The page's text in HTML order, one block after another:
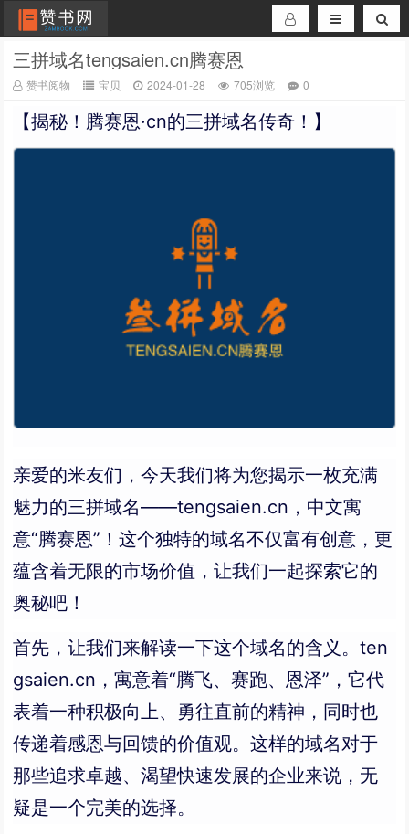
三拼域名tengsaien.cn腾赛恩
赞书阅物 宝贝 2024-01-28 705浏览 0
【揭秘！腾赛恩·cn的三拼域名传奇！】
亲爱的米友们，今天我们将为您揭示一枚充满
魅力的三拼域名——tengsaien.cn，中文寓
意“腾赛恩”！这个独特的域名不仅富有创意，更
蕴含着无限的市场价值，让我们一起探索它的
奥秘吧！
首先，让我们来解读一下这个域名的含义。ten
gsaien.cn，寓意着“腾飞、赛跑、恩泽”，它代
表着一种积极向上、勇往直前的精神，同时也
传递着感恩与回馈的价值观。这样的域名对于
那些追求卓越、渴望快速发展的企业来说，无
疑是一个完美的选择。